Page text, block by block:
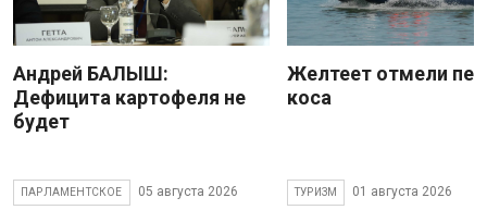
Андрей БАЛЫШ:
Дефицита картофеля не
будет
ПАРЛАМЕНТСКОЕ 05 августа 2026
Желтеет отмели
коса
ТУРИЗМ 01 августа 2026